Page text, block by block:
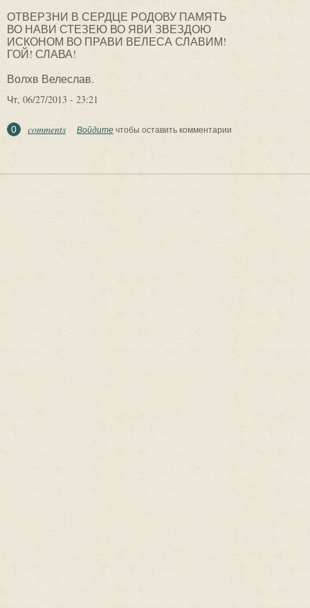
ОТВЕРЗНИ В СЕРДЦЕ РОДОВУ ПАМЯТЬ
ВО НАВИ СТЕЗЕЮ ВО ЯВИ ЗВЕЗДОЮ
ИСКОНОМ ВО ПРАВИ ВЕЛЕСА СЛАВИМ!
ГОЙ! СЛАВА!
Волхв Велеслав.
Чт, 06/27/2013 - 23:21
0 comments Войдитечтобы оставить комментарии